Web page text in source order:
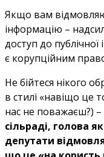
Якщо вам
інформацію –
доступ до публічної
є корупційним
Не бійтеся нікого
в стилі «навіщо це
нас не поважаєш?) –
сільраді, голова
депутати